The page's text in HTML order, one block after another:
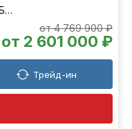
Premium Plus 2.2 CRDI 199 Л.С. РОБОТ 4WD
от 4 769 900 ₽
от 2 601 000 ₽
Трейд-ин